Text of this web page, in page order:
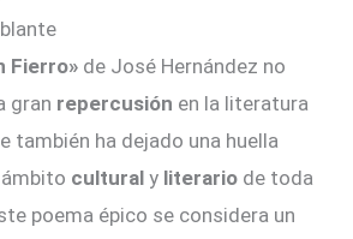
Fierro» de José Hernández no
gran repercusión en la literatura
también ha dejado una huella
cultural y literario de toda
poema épico se considera un